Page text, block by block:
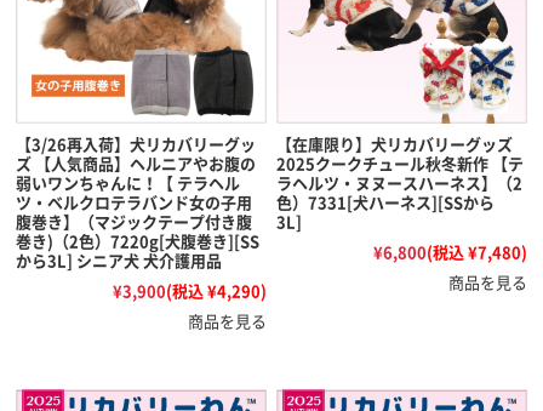
【3/26再入荷】犬リカバリーグッ
ズ 【人気商品】ヘルニアやお腹の
弱いワンちゃんに！【 テラヘル
ツ・ベルクロテラバンド女の子用
腹巻き】（マジックテープ付き腹
巻き)（2色）7220g[犬腹巻き][SS
から3L] シニア犬 犬介護用品
¥3,900(税込 ¥4,290)
商品を見る
【在庫限り】犬リカバリーグッズ
2025クークチュール秋冬新作 【テ
ラヘルツ・ヌヌースハーネス】（2
色）7331[犬ハーネス][SSから
3L]
¥6,800(税込 ¥7,480)
商品を見る